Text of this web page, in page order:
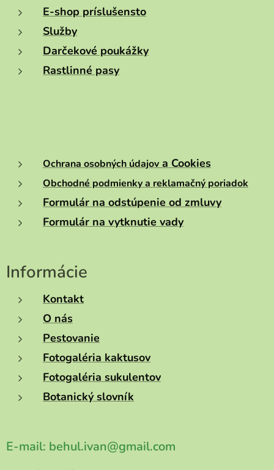
E-shop príslušensto
Služby
Darčekové poukážky
Rastlinné pasy
Ochrana osobných údajov a Cookies
Obchodné podmienky a reklamačný poriadok
Formulár na odstúpenie od zmluvy
Formulár na vytknutie vady
Informácie
Kontakt
O nás
Pestovanie
Fotogaléria kaktusov
Fotogaléria sukulentov
Botanický slovník
E-mail: behul.ivan@gmail.com